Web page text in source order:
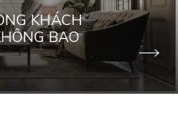
KHÁCH
BAO